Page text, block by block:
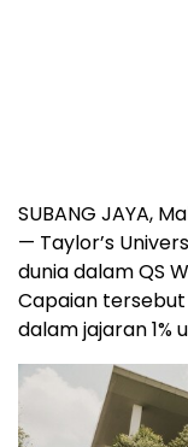
SUBANG JAYA,
— Taylor’s
dunia dalam QS
Capaian
dalam jajaran 1%